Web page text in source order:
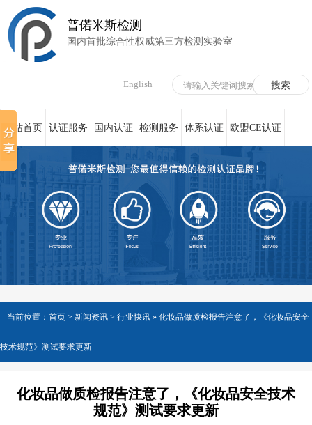
普偌米斯检测
国内首批综合性权威第三方检测实验室
English
网站首页 认证服务 国内认证 检测服务 体系认证 欧盟CE认证
荣誉资质 在线服务 新闻资讯 关于我们
当前位置： 首页 > 新闻资讯 > 行业快讯 » 化妆品做质检报告注意了，《化妆品安全
技术规范》测试要求更新
化妆品做质检报告注意了，《化妆品安全技术
规范》测试要求更新